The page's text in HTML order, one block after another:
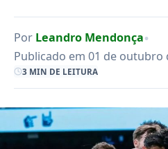
Por Leandro Mendonça•
Publicado em 01 de outubro
3 MIN DE LEITURA